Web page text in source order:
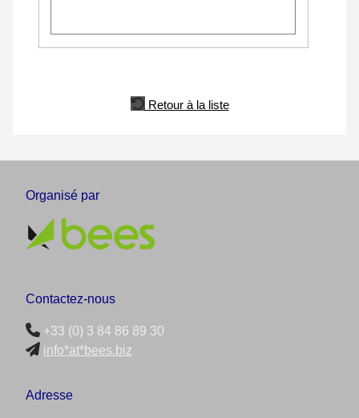
Retour à la liste
Organisé par
Contactez-nous
+33 (0) 3 84 86 89 30
info*at*bees.biz
Adresse